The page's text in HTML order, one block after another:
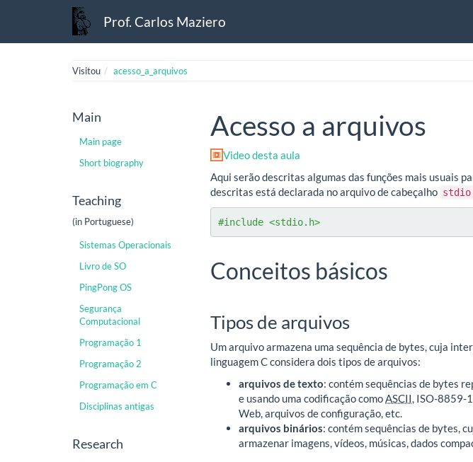
Prof. Carlos Maziero
Visitou acesso_a_arquivos
Main
Main page
Short biography
Teaching
(in Portuguese)
Sistemas Operacionais
Livro de SO
PingPong OS
Segurança
Computacional
Programação 1
Programação 2
Programação em C
Disciplinas antigas
Research
Acesso a arquivos
Video desta aula
Aqui serão descritas algumas das funções mais usuais
descritas está declarada no arquivo de cabeçalho
#include <stdio.h>
Conceitos básicos
Tipos de arquivos
Um arquivo armazena uma sequência de bytes, cuja
linguagem C considera dois tipos de arquivos:
arquivos de texto: contém sequências de bytes
e usando uma codificação comoASCII, ISO-8859-
Web, arquivos de configuração, etc.
arquivos binários: contém sequências de bytes,
armazenar imagens, vídeos, músicas, dados